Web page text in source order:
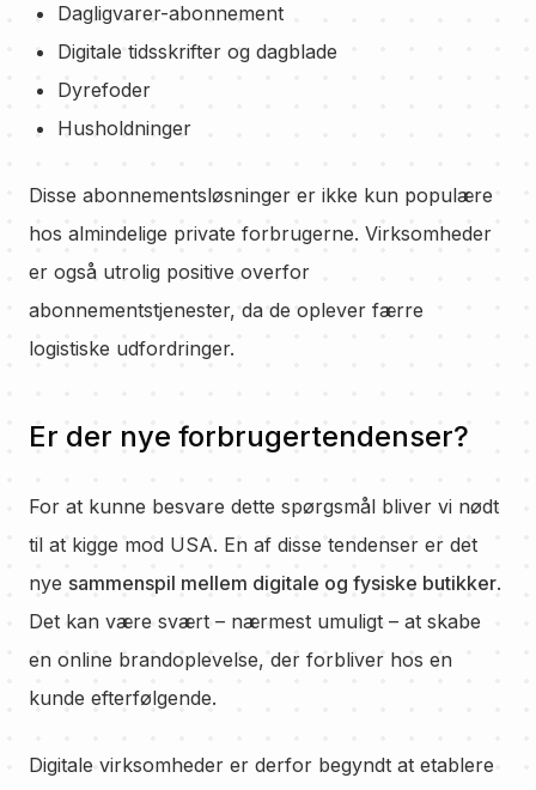
Dagligvarer-abonnement
Digitale tidsskrifter og dagblade
Dyrefoder
Husholdninger
Disse abonnementsløsninger er ikke kun populære
hos almindelige private forbrugerne. Virksomheder
er også utrolig positive overfor
abonnementstjenester, da de oplever færre
logistiske udfordringer.
Er der nye forbrugertendenser?
For at kunne besvare dette spørgsmål bliver vi nødt
til at kigge mod USA. En af disse tendenser er det
nye sammenspil mellem digitale og fysiske butikker.
Det kan være svært – nærmest umuligt – at skabe
en online brandoplevelse, der forbliver hos en
kunde efterfølgende.
Digitale virksomheder er derfor begyndt at etablere